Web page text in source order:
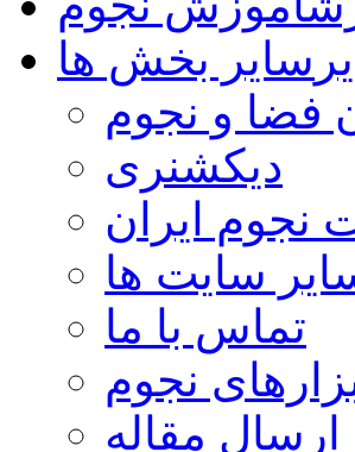
سایر بخش ها
فضا و نجوم
دیکشنری
نجوم ایران
سایت ها
تماس با ما
نجوم
ارسال مقاله